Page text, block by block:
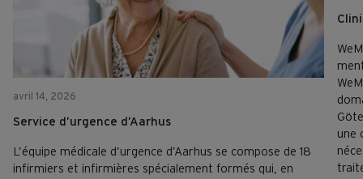
avril 14, 2026
Service d’urgence d’Aarhus
L’équipe médicale d’urgence d’Aarhus se compose de 18
infirmiers et infirmières spécialement formés qui, en
une